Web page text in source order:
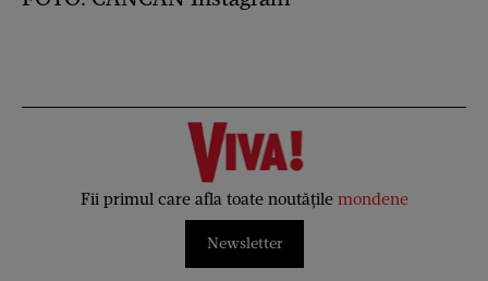
Fii primul care afla toate noutățile mondene
Newsletter